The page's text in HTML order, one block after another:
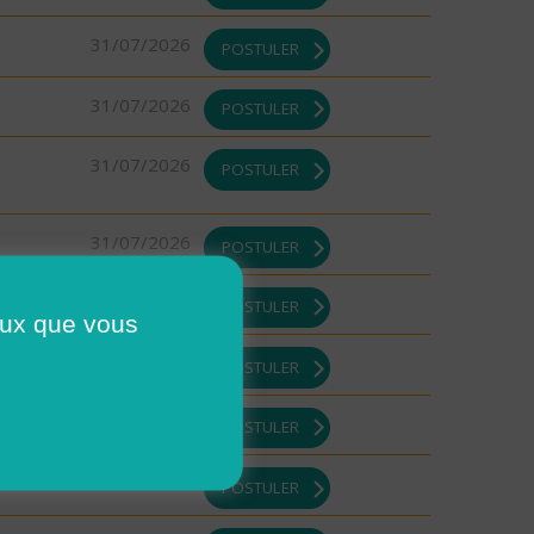
31/07/2026 POSTULER
31/07/2026 POSTULER
31/07/2026 POSTULER
31/07/2026 POSTULER
POSTULER
POSTULER
POSTULER
POSTULER
que vous